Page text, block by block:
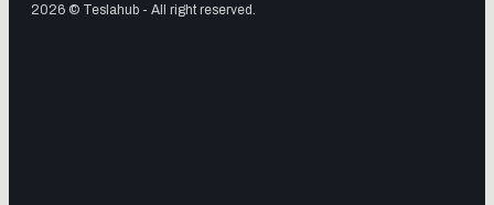
2026 © Teslahub - All right reserved.